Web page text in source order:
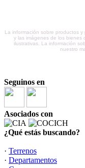
La información sobre productos
y las imágenes de los bienes
ilustrativas. La información
nuestro
Seguinos en
Asociados con
¿Qué estás buscando?
· Terrenos
· Departamentos